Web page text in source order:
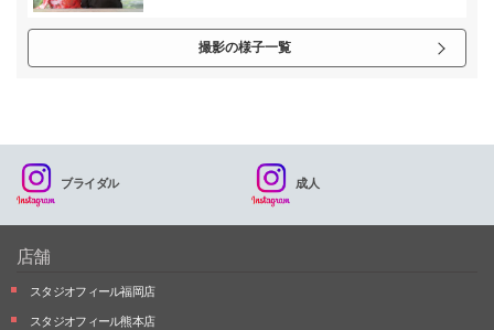
撮影の様子一覧
ブライダル 成人
店舗
スタジオフィール福岡店
スタジオフィール熊本店